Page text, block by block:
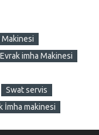
Makinesi
imha Makinesi
Swat servis
İmha makinesi